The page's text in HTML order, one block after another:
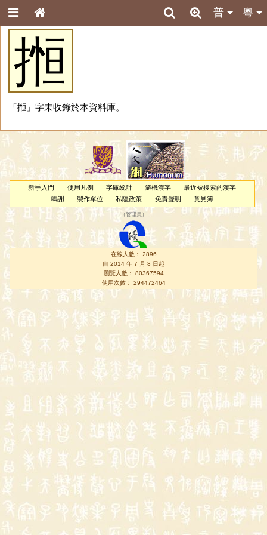
粵
普
搄
「搄」字未收錄於本資料庫。
新手入門 使用凡例 字庫統計 隨機漢字
最近被搜索的漢字
鳴謝
製作單位 私隱政策 免責聲明 意見簿
（管理員 ）
在線人數： 2896
自 2014 年 7 月 8 日起
瀏覽人數： 80367594
使用次數： 294472464